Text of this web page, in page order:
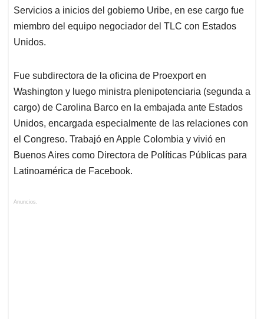
Servicios a inicios del gobierno Uribe, en ese cargo fue
miembro del equipo negociador del TLC con Estados
Unidos.
Fue subdirectora de la oficina de Proexport en
Washington y luego ministra plenipotenciaria (segunda a
cargo) de Carolina Barco en la embajada ante Estados
Unidos, encargada especialmente de las relaciones con
el Congreso. Trabajó en Apple Colombia y vivió en
Buenos Aires como Directora de Políticas Públicas para
Latinoamérica de Facebook.
Anuncios.